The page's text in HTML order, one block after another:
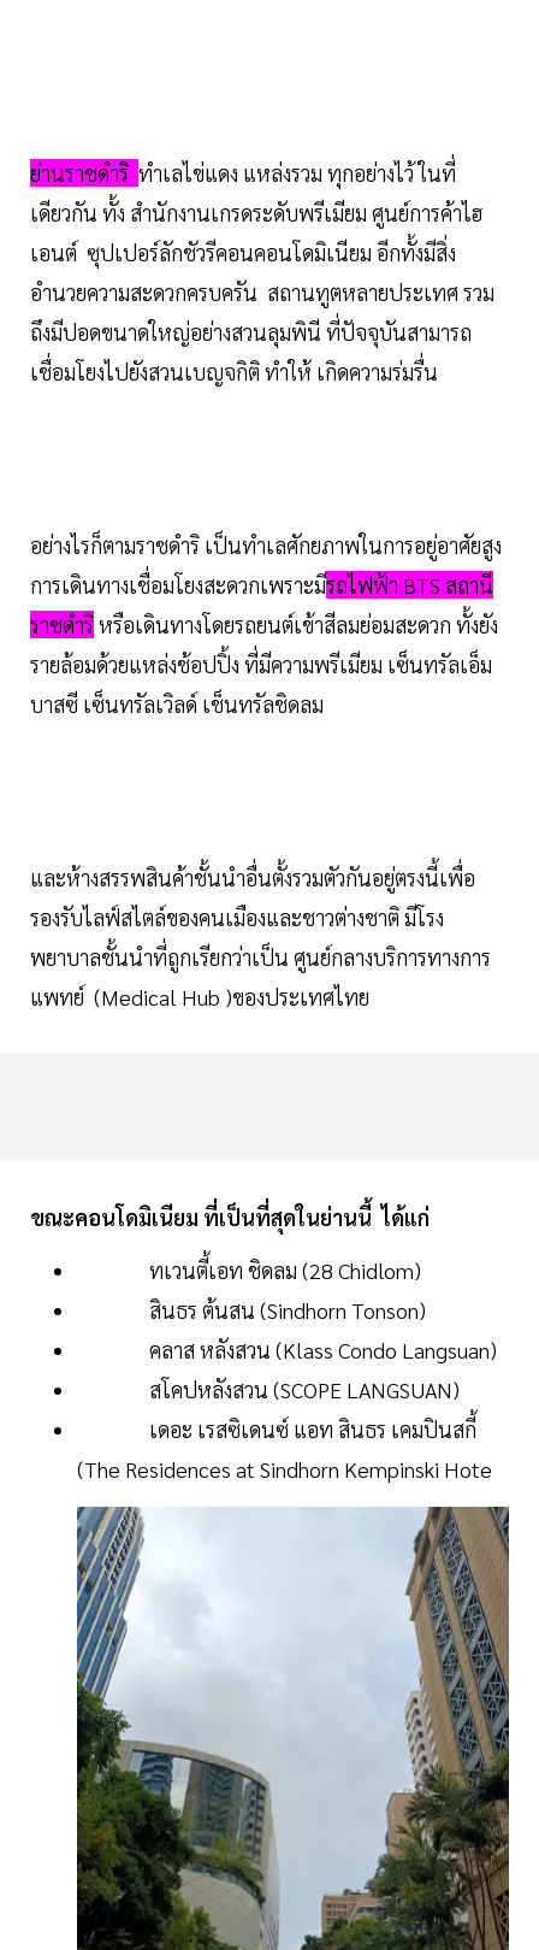
ย่านราชดำริ ทำเลไข่แดง แหล่งรวม ทุกอย่างไว้ ในที่
เดียวกัน ทั้ง สำนักงานเกรดระดับพรีเมียม ศูนย์การค้าไฮ
เอนต์ ซุปเปอร์ลักชัวรีคอนคอนโดมิเนียม อีกทั้งมีสิ่ง
อำนวยความสะดวกครบครัน สถานทูตหลายประเทศ รวม
ถึงมีปอดขนาดใหญ่อย่างสวนลุมพินี ที่ปัจจุบันสามารถ
เชื่อมโยงไปยังสวนเบญจกิติ ทำให้ เกิดความร่มรื่น
อย่างไรก็ตามราชดำริ เป็นทำเลศักยภาพในการอยู่อาศัยสูง
การเดินทางเชื่อมโยงสะดวกเพราะมีรถไฟฟ้า BTS สถานี
ราชดำริหรือเดินทางโดยรถยนต์เข้าสีลมย่อมสะดวก ทั้งยัง
รายล้อมด้วยแหล่งช้อปปิ้ง ที่มีความพรีเมียม เซ็นทรัลเอ็ม
บาสซี เซ็นทรัลเวิลด์ เช็นทรัลชิดลม
และห้างสรรพสินค้าชั้นนำอื่นตั้งรวมตัวกันอยู่ตรงนี้เพื่อ
รองรับไลฟ์สไตล์ของคนเมืองและชาวต่างชาติ มีโรง
พยาบาลชั้นนำที่ถูกเรียกว่าเป็น ศูนย์กลางบริการทางการ
แพทย์ (Medical Hub )ของประเทศไทย
ขณะคอนโดมิเนียม ที่เป็นที่สุดในย่านนี้ ได้แก่
ทเวนตี้เอท ชิดลม (28 Chidlom)
สินธร ต้นสน (Sindhorn Tonson)
คลาส หลังสวน (Klass Condo Langsuan)
สโคปหลังสวน (SCOPE LANGSUAN)
เดอะ เรสซิเดนซ์ แอท สินธร เคมปินสกี้
(The Residences at Sindhorn Kempinski Hote